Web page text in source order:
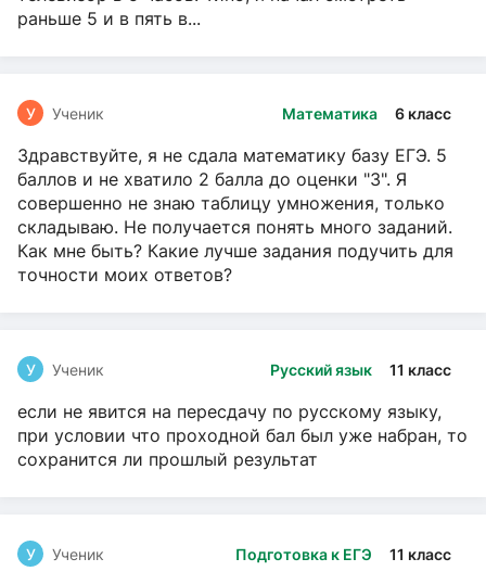
раньше 5 и в пять в...
Математика 6 класс
У Ученик
Здравствуйте, я не сдала математику базу ЕГЭ. 5
баллов и не хватило 2 балла до оценки "3". Я
совершенно не знаю таблицу умножения, только
складываю. Не получается понять много заданий.
Как мне быть? Какие лучше задания подучить для
точности моих ответов?
Русский язык 11 класс
У Ученик
если не явится на пересдачу по русскому языку,
при условии что проходной бал был уже набран, то
сохранится ли прошлый результат
Подготовка к ЕГЭ 11 класс
У Ученик